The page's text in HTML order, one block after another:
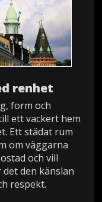
renhet
form och
ett vackert hem
Ett städat rum
om väggarna
och vill
den känslan
respekt.